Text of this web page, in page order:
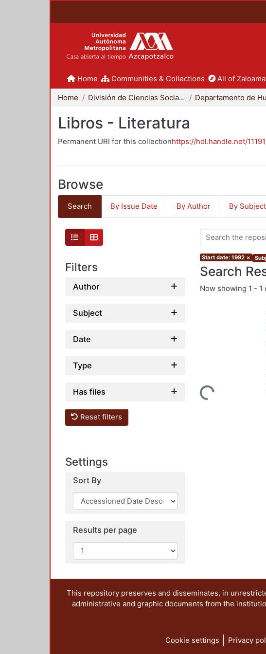
Home Communities & Collections All of
Home División de Ciencias Sociales y Humanidades
Libros - Literatura
Permanent URI for this collectionhttps://hdl.handle.net/
Browse
Search By Issue Date By Author By Subject
Filters
Author
Subject
Date
Type
Has files
Reset filters
Settings
Sort By
Results per page
Start date: 1992 ×
Search
Now showing 1 - 1
Loading...
This repository preserves and disseminates, in
administrative and graphic documents from the
Cookie settings Privacy